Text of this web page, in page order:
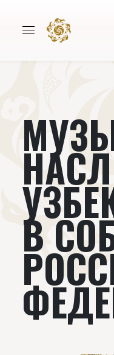
Авторы
Издательство
Проекты
Книги
В